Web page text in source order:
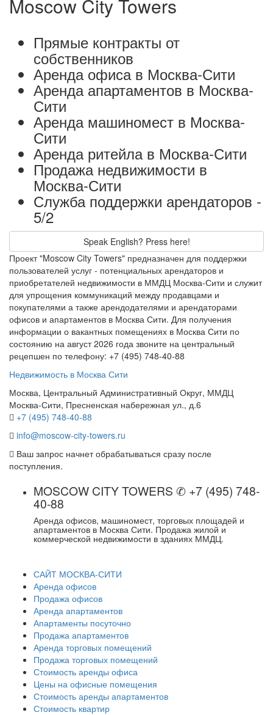
Moscow City Towers
Прямые контракты от
собственников
Аренда офиса в Москва-Сити
Аренда апартаментов в Москва-
Сити
Аренда машиномест в Москва-
Сити
Аренда ритейла в Москва-Сити
Продажа недвижимости в
Москва-Сити
Служба поддержки арендаторов -
5/2
Speak English? Press here!
Проект "Moscow City Towers" предназначен для поддержки
пользователей услуг - потенциальных арендаторов и
приобретателей недвижимости в ММДЦ Москва-Сити и служит
для упрощения коммуникаций между продавцами и
покупателями а также арендодателями и арендаторами
офисов и апартаментов в Москва Сити. Для получения
информации о вакантных помещениях в Москва Сити по
состоянию на август 2026 года звоните на центральный
рецепшен по телефону: +7 (495) 748-40-88
Недвижимость в Москва Сити
Москва, Центральный Административный Округ, ММДЦ
Москва-Сити, Пресненская набережная ул., д.6
+7 (495) 748-40-88
info@moscow-city-towers.ru
Ваш запрос начнет обрабатываться сразу после
поступления.
MOSCOW CITY TOWERS ✆ +7 (495) 748-
40-88
Аренда офисов, машиномест, торговых площадей и
апартаментов в Москва Сити. Продажа жилой и
коммерческой недвижимости в зданиях ММДЦ.
САЙТ МОСКВА-СИТИ
Аренда офисов
Продажа офисов
Аренда апартаментов
Апартаменты посуточно
Продажа апартаментов
Аренда торговых помещений
Продажа торговых помещений
Стоимость аренды офиса
Цены на офисные помещения
Стоимость аренды апартаментов
Стоимость квартир